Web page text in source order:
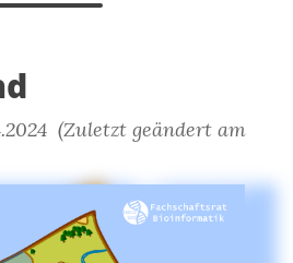
(Zuletzt geändert am